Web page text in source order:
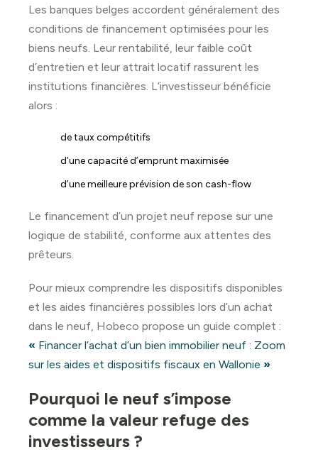
Les banques belges accordent généralement des
conditions de financement optimisées pour les
biens neufs. Leur rentabilité, leur faible coût
d’entretien et leur attrait locatif rassurent les
institutions financières. L’investisseur bénéficie
alors :
de taux compétitifs
d’une capacité d’emprunt maximisée
d’une meilleure prévision de son cash-flow
Le financement d’un projet neuf repose sur une
logique de stabilité, conforme aux attentes des
prêteurs.
Pour mieux comprendre les dispositifs disponibles
et les aides financières possibles lors d’un achat
dans le neuf, Hobeco propose un guide complet :
« Financer l’achat d’un bien immobilier neuf : Zoom
sur les aides et dispositifs fiscaux en Wallonie »
Pourquoi le neuf s’impose
comme la valeur refuge des
investisseurs ?